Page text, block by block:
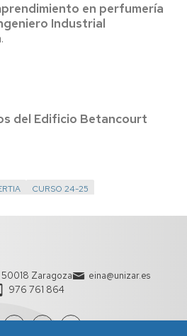
en perfumería
Industrial
.
del Edificio Betancourt
CURSO 24-25
Zaragoza
eina@unizar.es
976 761 864